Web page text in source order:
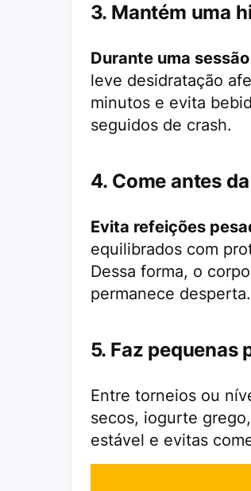
3. Mantém uma
Durante uma
leve desidratação
minutos e evita
seguidos de crash.
4. Come antes
Evita refeições
equilibrados com
Dessa forma, o
permanece desperta.
5. Faz pequenas
Entre torneios ou
secos, iogurte
estável e evitas